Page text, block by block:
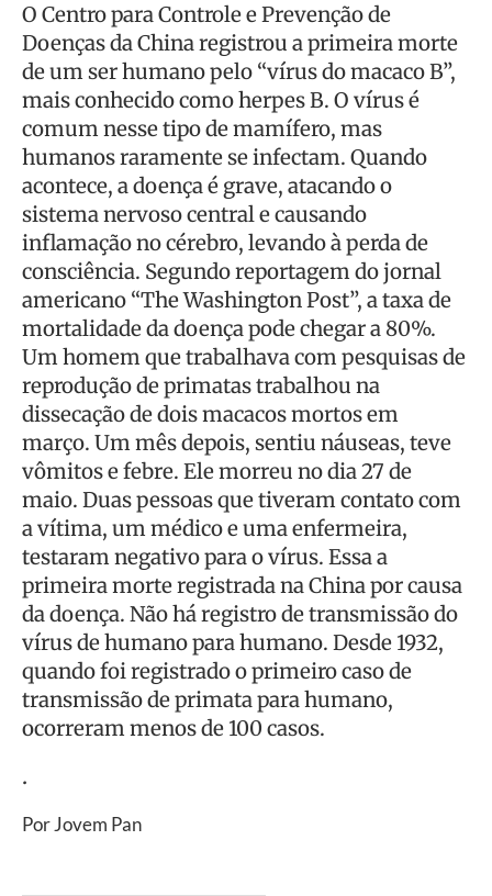
O Centro para Controle e Prevenção de
Doenças da China registrou a primeira morte
de um ser humano pelo “vírus do macaco B”,
mais conhecido como herpes B. O vírus é
comum nesse tipo de mamífero, mas
humanos raramente se infectam. Quando
acontece, a doença é grave, atacando o
sistema nervoso central e causando
inflamação no cérebro, levando à perda de
consciência. Segundo reportagem do jornal
americano “The Washington Post”, a taxa de
mortalidade da doença pode chegar a 80%.
Um homem que trabalhava com pesquisas de
reprodução de primatas trabalhou na
dissecação de dois macacos mortos em
março. Um mês depois, sentiu náuseas, teve
vômitos e febre. Ele morreu no dia 27 de
maio. Duas pessoas que tiveram contato com
a vítima, um médico e uma enfermeira,
testaram negativo para o vírus. Essa a
primeira morte registrada na China por causa
da doença. Não há registro de transmissão do
vírus de humano para humano. Desde 1932,
quando foi registrado o primeiro caso de
transmissão de primata para humano,
ocorreram menos de 100 casos.
.
Por Jovem Pan